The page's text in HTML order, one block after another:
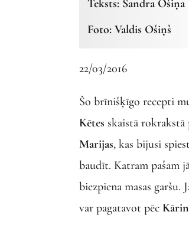
Teksts: Sandra Ošiņa
Foto: Valdis Ošiņš
22/03/2016
Šo brīnišķīgo recepti
Kētes skaistā rokrakstā
Marijas, kas bijusi
baudīt. Katram pašam
biezpiena masas
var pagatavot pēc